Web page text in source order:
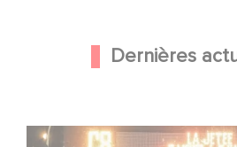
Dernières
Une date de sortie pour le